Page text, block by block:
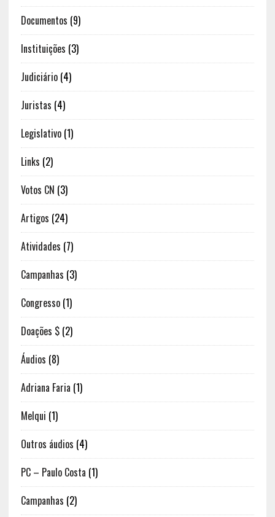
Documentos (9)
Instituições (3)
Judiciário(4)
Juristas (4)
Legislativo(1)
Links (2)
Votos CN (3)
Artigos (24)
Atividades (7)
Campanhas (3)
Congresso(1)
Doações $(2)
Áudios (8)
Adriana Faria (1)
Melqui (1)
Outros áudios (4)
PC – Paulo Costa (1)
Campanhas (2)